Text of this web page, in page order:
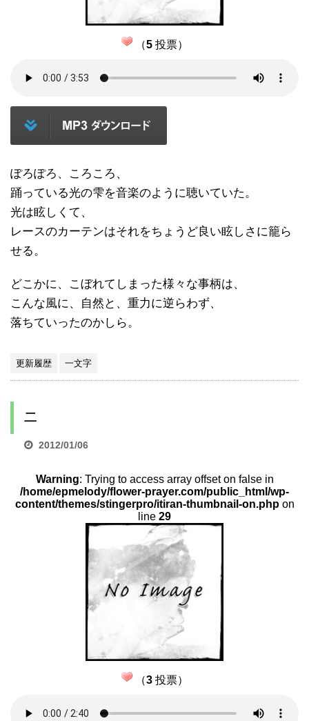
（5投票）
ぽろぽろ、ころころ、
踊っている光の雫を音楽のように聴いていた。
光は眩しくて、
レースのカーテンはそれをちょうど良い眩しさに籠ら
せる。
どこかに、こぼれてしまった様々な事柄は、
こんな風に、自然と、重力に逆らわず、
落ちていったのかしら。
更新履歴 一文字
二
2012/01/06
Warning: Trying to access array offset on false in
/home/epmelody/flower-prayer.com/public_html/wp-
content/themes/stingerpro/itiran-thumbnail-on.phpon
line 29
（3投票）